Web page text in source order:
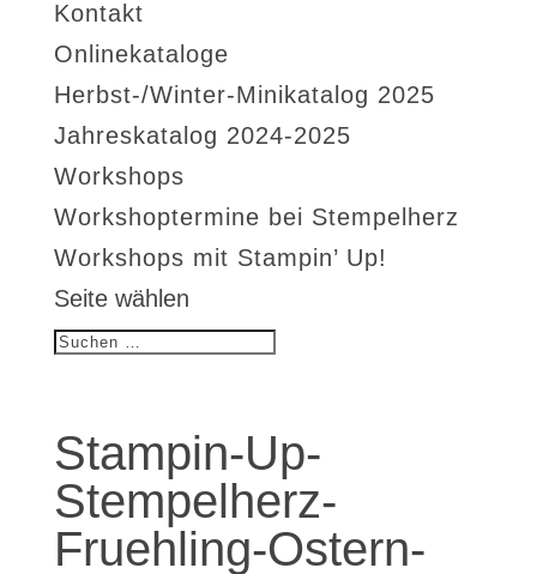
Kontakt
Onlinekataloge
Herbst-/Winter-Minikatalog 2025
Jahreskatalog 2024-2025
Workshops
Workshoptermine bei Stempelherz
Workshops mit Stampin’ Up!
Seite wählen
Stampin-Up-
Stempelherz-
Fruehling-Ostern-